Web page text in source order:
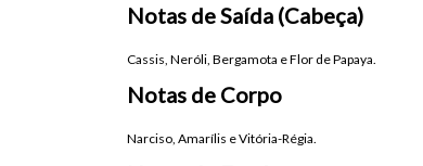
Notas de Saída (Cabeça)
Cassis, Neróli, Bergamota e Flor de Papaya.
Notas de Corpo
Narciso, Amarílis e Vitória-Régia.